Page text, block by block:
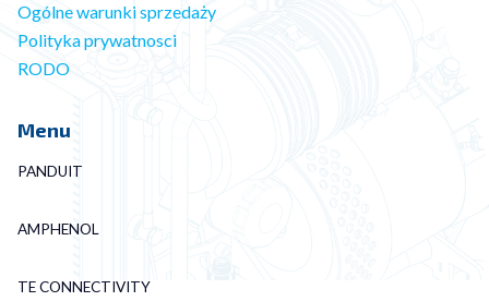
Ogólne warunki sprzedaży
Polityka prywatnosci
RODO
Menu
PANDUIT
AMPHENOL
TE CONNECTIVITY